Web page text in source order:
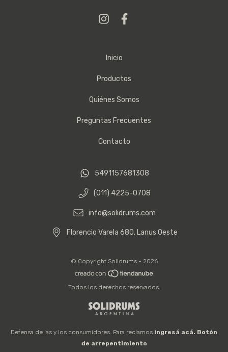
Inicio
Productos
Quiénes Somos
Preguntas Frecuentes
Contacto
5491157681308
(011) 4225-0708
info@solidrums.com
Florencio Varela 680, Lanus Oeste
© Copyright Solidrums - 2026
Todos los derechos reservados.
Defensa de las y los consumidores. Para reclamos ingresá acá. Botón
de arrepentimiento